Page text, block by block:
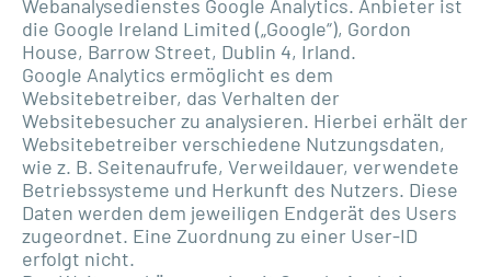
Webanalysedienstes Google Analytics. Anbieter ist
die Google Ireland Limited („Google“), Gordon
House, Barrow Street, Dublin 4, Irland.
Google Analytics ermöglicht es dem
Websitebetreiber, das Verhalten der
Websitebesucher zu analysieren. Hierbei erhält der
Websitebetreiber verschiedene Nutzungsdaten,
wie z. B. Seitenaufrufe, Verweildauer, verwendete
Betriebssysteme und Herkunft des Nutzers. Diese
Daten werden dem jeweiligen Endgerät des Users
zugeordnet. Eine Zuordnung zu einer User-ID
erfolgt nicht.